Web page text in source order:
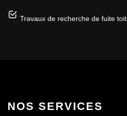
Travaux de recherche de fuite
NOS SERVICES